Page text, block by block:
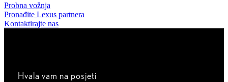
Probna vožnja
Pronađite Lexus partnera
Kontaktirajte nas
Hvala vam na posjeti